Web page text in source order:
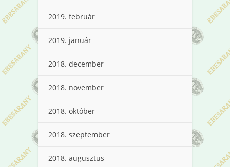
2019. február
2019. január
2018. december
2018. november
2018. október
2018. szeptember
2018. augusztus